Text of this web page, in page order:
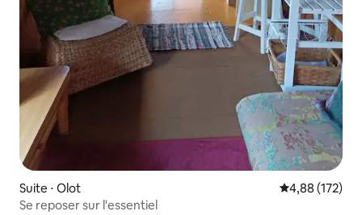
Suite ⋅ Olot Évaluation
4,88 (172)
Se reposer sur l'essentiel